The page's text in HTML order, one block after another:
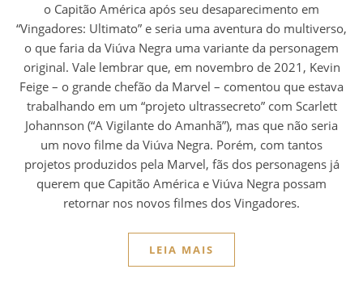
o Capitão América após seu desaparecimento em
“Vingadores: Ultimato” e seria uma aventura do multiverso,
o que faria da Viúva Negra uma variante da personagem
original. Vale lembrar que, em novembro de 2021, Kevin
Feige – o grande chefão da Marvel – comentou que estava
trabalhando em um “projeto ultrassecreto” com Scarlett
Johannson (“A Vigilante do Amanhã”), mas que não seria
um novo filme da Viúva Negra. Porém, com tantos
projetos produzidos pela Marvel, fãs dos personagens já
querem que Capitão América e Viúva Negra possam
retornar nos novos filmes dos Vingadores.
LEIA MAIS